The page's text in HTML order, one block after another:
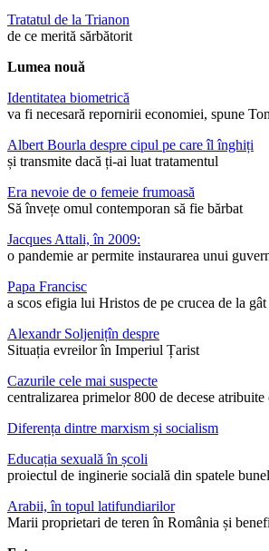
Tratatul de la Trianon
de ce merită sărbătorit
Lumea nouă
Identitatea biometrică
va fi necesară repornirii economiei, spune
Albert Bourla despre cipul pe care îl înghiți
și transmite dacă ți-ai luat tratamentul
Era nevoie de o femeie frumoasă
Să învețe omul contemporan să fie bărbat
Jacques Attali, în 2009:
o pandemie ar permite instaurarea unui
Papa Francisc
a scos efigia lui Hristos de pe crucea de la gât
Alexandr Soljenițîn despre
Situația evreilor în Imperiul Țarist
Cazurile cele mai suspecte
centralizarea primelor 800 de decese
Diferența dintre marxism și socialism
Educația sexuală în școli
proiectul de inginerie socială din spatele
Arabii, în topul latifundiarilor
Marii proprietari de teren în România și